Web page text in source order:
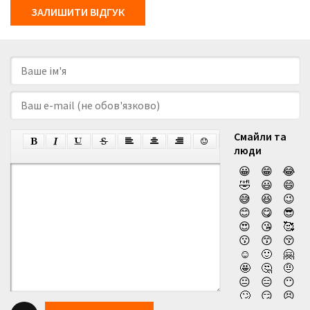
ЗАЛИШИТИ ВІДГУК
Смайли та
люди
😀
😁
😂
🤣
😃
😄
😅
😆
😉
😊
😋
😎
😍
😘
🥰
😗
😙
😚
☺️
🙂
🤗
🤩
🤔
🤨
😐
😑
😶
🙄
😏
😣